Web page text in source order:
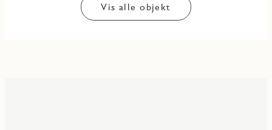
Vis alle objekt